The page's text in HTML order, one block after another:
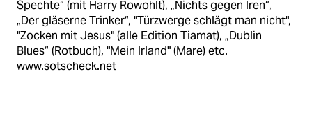
Spechte“ (mit Harry Rowohlt), „Nichts gegen Iren“,
„Der gläserne Trinker“, "Türzwerge schlägt man nicht",
"Zocken mit Jesus" (alle Edition Tiamat), „Dublin
Blues“ (Rotbuch), "Mein Irland" (Mare) etc.
www.sotscheck.net